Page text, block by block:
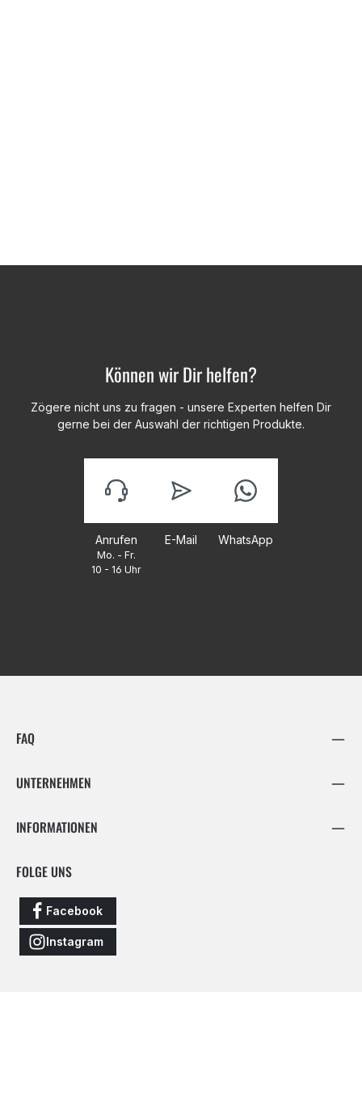
Können wir Dir helfen?
Zögere nicht uns zu fragen - unsere Experten helfen Dir
gerne bei der Auswahl der richtigen Produkte.
Anrufen
Mo. - Fr.
10 - 16 Uhr
E-Mail WhatsApp
FAQ
UNTERNEHMEN
INFORMATIONEN
FOLGE UNS
Facebook
Instagram